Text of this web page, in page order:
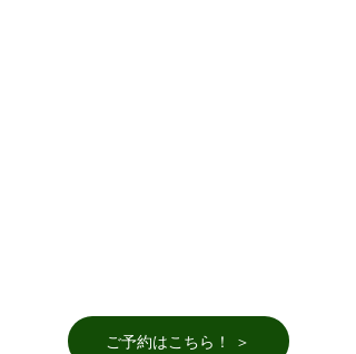
ご予約はこちら！ ＞